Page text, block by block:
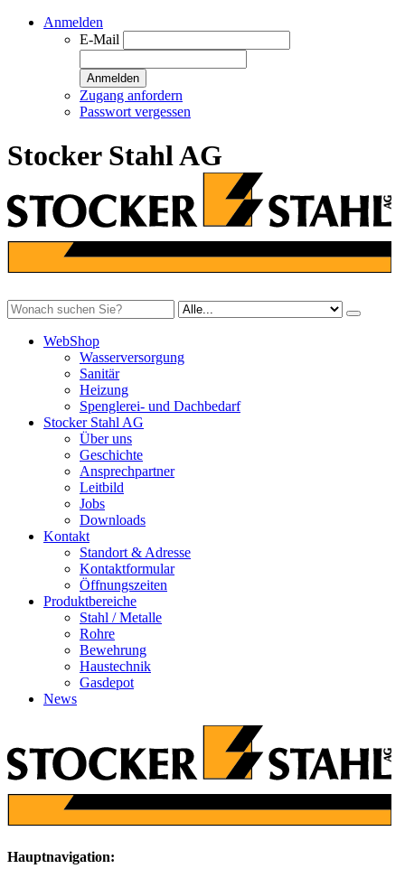
Anmelden
E-Mail
Anmelden
Zugang anfordern
Passwort vergessen
Stocker Stahl AG
WebShop
Wasserversorgung
Sanitär
Heizung
Spenglerei- und Dachbedarf
Stocker Stahl AG
Über uns
Geschichte
Ansprechpartner
Leitbild
Jobs
Downloads
Kontakt
Standort & Adresse
Kontaktformular
Öffnungszeiten
Produktbereiche
Stahl / Metalle
Rohre
Bewehrung
Haustechnik
Gasdepot
News
Hauptnavigation: